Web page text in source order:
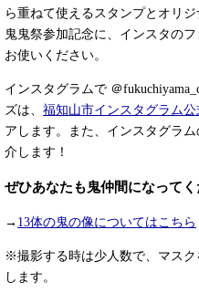
ら重ねて使えるスタンプとオリ
鬼鬼祭参加記念に、インスタの
お使いください。
インスタグラムで ＠
ズは、 福知山市インスタグラム公
アします。また、インスタグラ
介します！
ぜひあなたも鬼仲間になってく
→ 13体の鬼の像についてはこちら
※撮影する時は少人数で、マス
します。